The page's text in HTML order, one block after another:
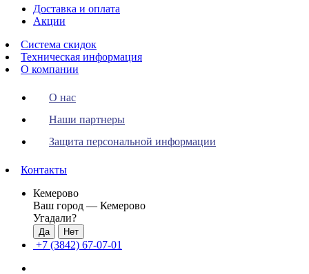
Доставка и оплата
Акции
Система скидок
Техническая информация
О компании
О нас
Наши партнеры
Защита персональной информации
Контакты
Кемерово
Ваш город — Кемерово
Угадали?
+7 (3842) 67-07-01